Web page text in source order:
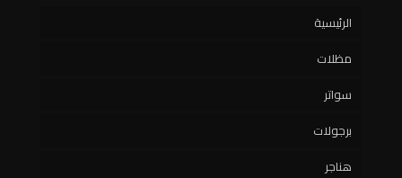
الرئيسية
مظلات
مظلات سيارات
مظلات مسابح
مظلات هرمية
سواتر
سواتر خشبية
سواتر حديد
برجولات
هناجر